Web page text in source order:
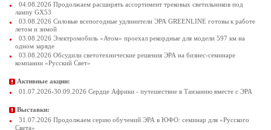
04.08.2026 Продолжаем расширять ассортимент трековых светильников под
лампу GX53
03.08.2026 Силовые всепогодные удлинители ЭРА GREENLINE готовы к работе
летом и зимой
03.08.2026 Электромобиль «Атом» проехал рекордные для модели 597 км на
одном заряде
03.08.2026 Обсудили светотехнические решения ЭРА на бизнес-семинаре
компании «Русский Свет»
Активные акции:
01.07.2026-30.09.2026 Сердце Африки - путешествие в Танзанию вместе с ЭРА
Выставки:
31.07.2026 Продолжаем серию обучений ЭРА в ЮФО: семинар для «Русского
Света»